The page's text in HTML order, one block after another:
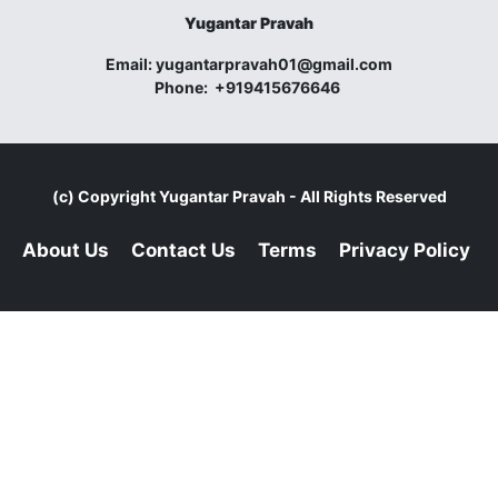
Yugantar Pravah
Email:yugantarpravah01@gmail.com
Phone: +919415676646
(c) CopyrightYugantar Pravah - All Rights Reserved
About Us Contact Us Terms Privacy Policy